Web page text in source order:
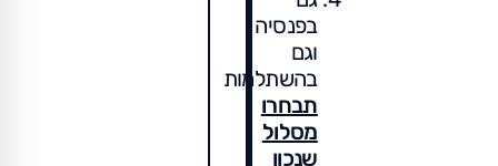
בפנסיה
וגם
בהשתלמות
תבחרו
מסלול
שנכון